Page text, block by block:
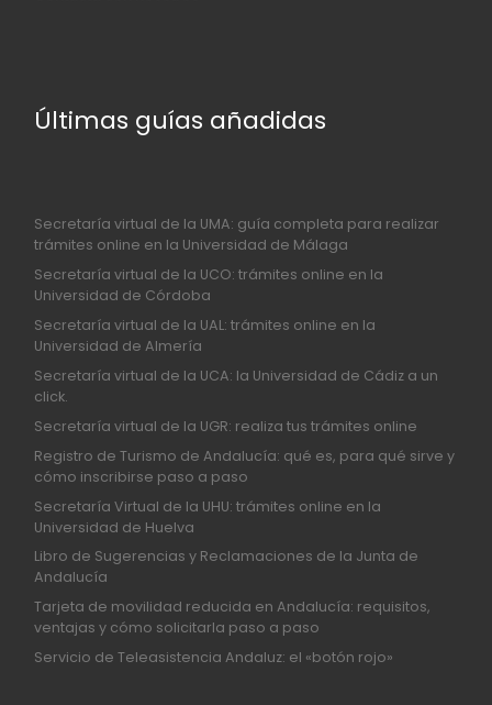
Últimas guías añadidas
Secretaría virtual de la UMA: guía completa para realizar
trámites online en la Universidad de Málaga
Secretaría virtual de la UCO: trámites online en la
Universidad de Córdoba
Secretaría virtual de la UAL: trámites online en la
Universidad de Almería
Secretaría virtual de la UCA: la Universidad de Cádiz a un
click.
Secretaría virtual de la UGR: realiza tus trámites online
Registro de Turismo de Andalucía: qué es, para qué sirve y
cómo inscribirse paso a paso
Secretaría Virtual de la UHU: trámites online en la
Universidad de Huelva
Libro de Sugerencias y Reclamaciones de la Junta de
Andalucía
Tarjeta de movilidad reducida en Andalucía: requisitos,
ventajas y cómo solicitarla paso a paso
Servicio de Teleasistencia Andaluz: el «botón rojo»